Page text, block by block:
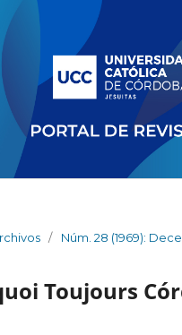
/ Núm. 28 (1969):
Toujours